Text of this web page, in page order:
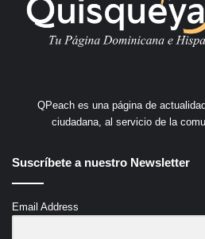
QPeach es una página de
ciudadana, al servicio de la
Suscríbete a nuestro Newsletter
Email Address